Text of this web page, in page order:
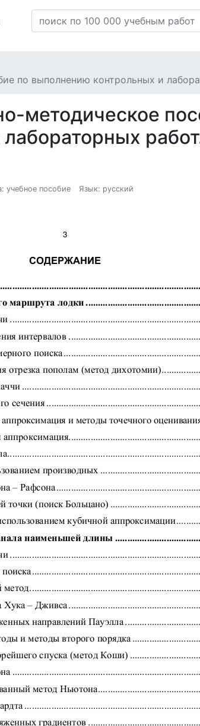
по выполнению контрольных и
методическое
учебное пособие Язык: русский